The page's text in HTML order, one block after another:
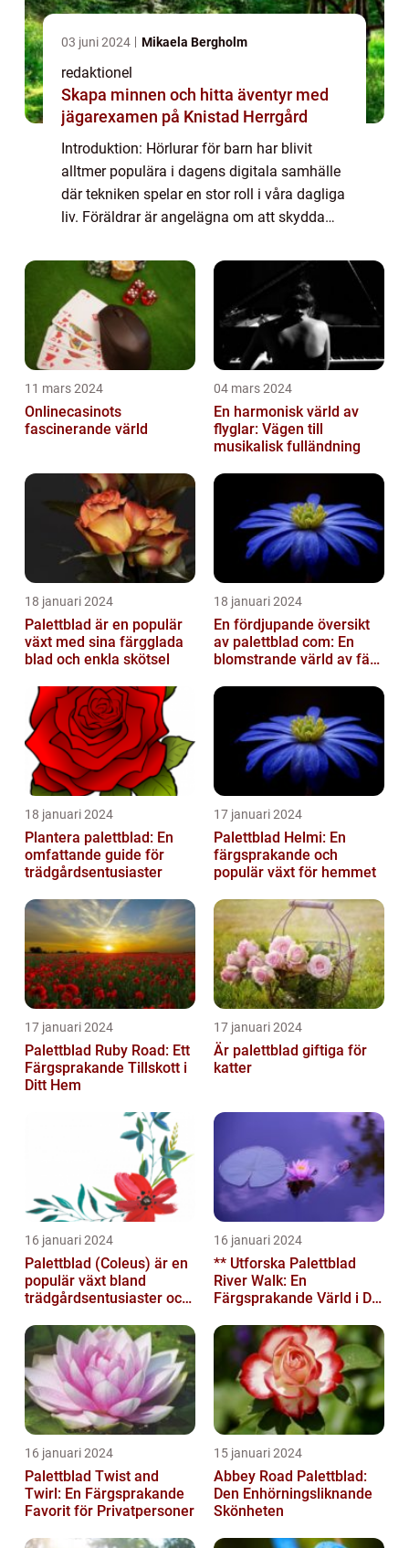
03 juni 2024 Mikaela Bergholm
redaktionel
Skapa minnen och hitta äventyr med
jägarexamen på Knistad Herrgård
Introduktion: Hörlurar för barn har blivit
alltmer populära i dagens digitala samhälle
där tekniken spelar en stor roll i våra dagliga
liv. Föräldrar är angelägna om att skydda
möjlighet att njuta av ljud oc...
11 mars 2024
Onlinecasinots
fascinerande värld
04 mars 2024
En harmonisk värld av
flyglar: Vägen till
musikalisk fulländning
18 januari 2024
Palettblad är en populär
växt med sina färgglada
blad och enkla skötsel
18 januari 2024
En fördjupande översikt
av palettblad com: En
blomstrande värld av färg
18 januari 2024
Plantera palettblad: En
omfattande guide för
trädgårdsentusiaster
17 januari 2024
Palettblad Helmi: En
färgsprakande och
populär växt för hemmet
17 januari 2024
Palettblad Ruby Road: Ett
Färgsprakande Tillskott i
Ditt Hem
17 januari 2024
Är palettblad giftiga för
katter
16 januari 2024
Palettblad (Coleus) är en
populär växt bland
trädgårdsentusiaster och
16 januari 2024
** Utforska Palettblad
River Walk: En
Färgsprakande Värld i Din
16 januari 2024
Palettblad Twist and
Twirl: En Färgsprakande
Favorit för Privatpersoner
15 januari 2024
Abbey Road Palettblad:
Den Enhörningsliknande
Skönheten